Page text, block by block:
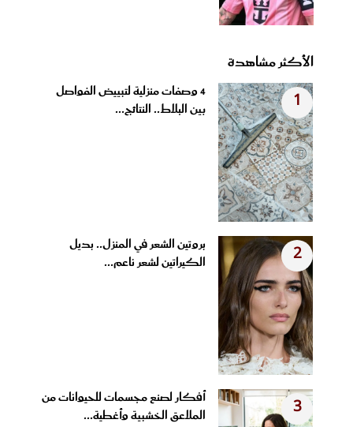
الأكثر مشاهدة
1
4 وصفات منزلية لتبييض الفواصل
بين البلاط.. النتائج...
2
بروتين الشعر في المنزل.. بديل
الكيراتين لشعر ناعم...
3
أفكار لصنع مجسمات للحيوانات من
الملاعق الخشبية وأغطية...